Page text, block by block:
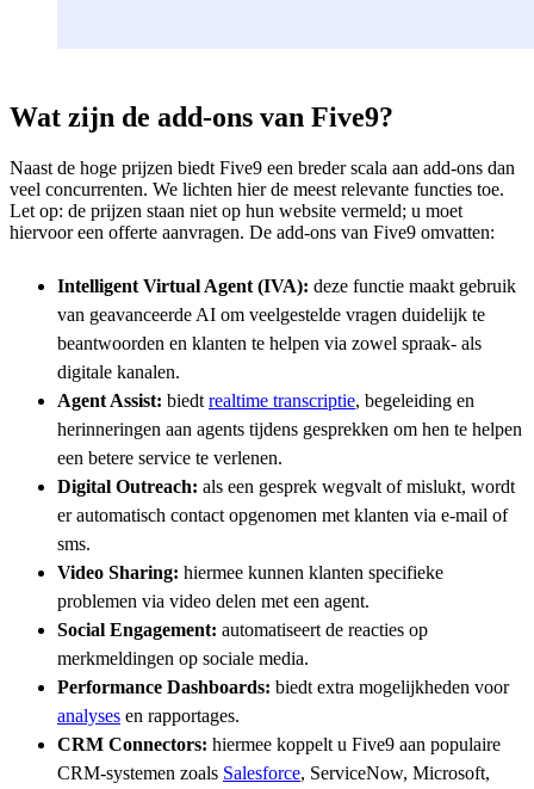
Wat zijn de add-ons van Five9?
Naast de hoge prijzen biedt Five9 een breder scala aan add-ons dan
veel concurrenten. We lichten hier de meest relevante functies toe.
Let op: de prijzen staan niet op hun website vermeld; u moet
hiervoor een offerte aanvragen. De add-ons van Five9 omvatten:
Intelligent Virtual Agent (IVA): deze functie maakt gebruik
van geavanceerde AI om veelgestelde vragen duidelijk te
beantwoorden en klanten te helpen via zowel spraak- als
digitale kanalen.
Agent Assist: biedt realtime transcriptie, begeleiding en
herinneringen aan agents tijdens gesprekken om hen te helpen
een betere service te verlenen.
Digital Outreach: als een gesprek wegvalt of mislukt, wordt
er automatisch contact opgenomen met klanten via e-mail of
sms.
Video Sharing: hiermee kunnen klanten specifieke
problemen via video delen met een agent.
Social Engagement: automatiseert de reacties op
merkmeldingen op sociale media.
Performance Dashboards: biedt extra mogelijkheden voor
analyses en rapportages.
CRM Connectors: hiermee koppelt u Five9 aan populaire
CRM-systemen zoals Salesforce, ServiceNow, Microsoft,